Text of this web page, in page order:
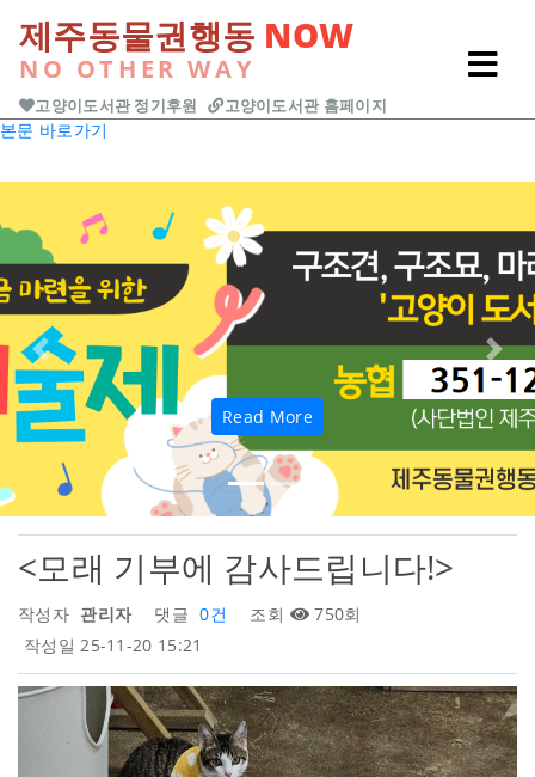
<모래 기부에 감사드립니
다!> > 기부및 후원물품
본문 바로가기
제주동물권행동 NOW
NO OTHER WAY
고양이도서관 정기후원 고양이도서관 홈페이지
Read More
Previous Next
<모래 기부에 감사드립니다!>
작성자 관리자 댓글 0건 조회
750회
작성일 25-11-20 15:21